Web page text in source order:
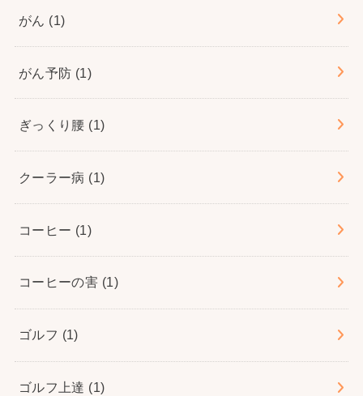
がん (1)
がん予防 (1)
ぎっくり腰 (1)
クーラー病 (1)
コーヒー (1)
コーヒーの害 (1)
ゴルフ (1)
ゴルフ上達 (1)